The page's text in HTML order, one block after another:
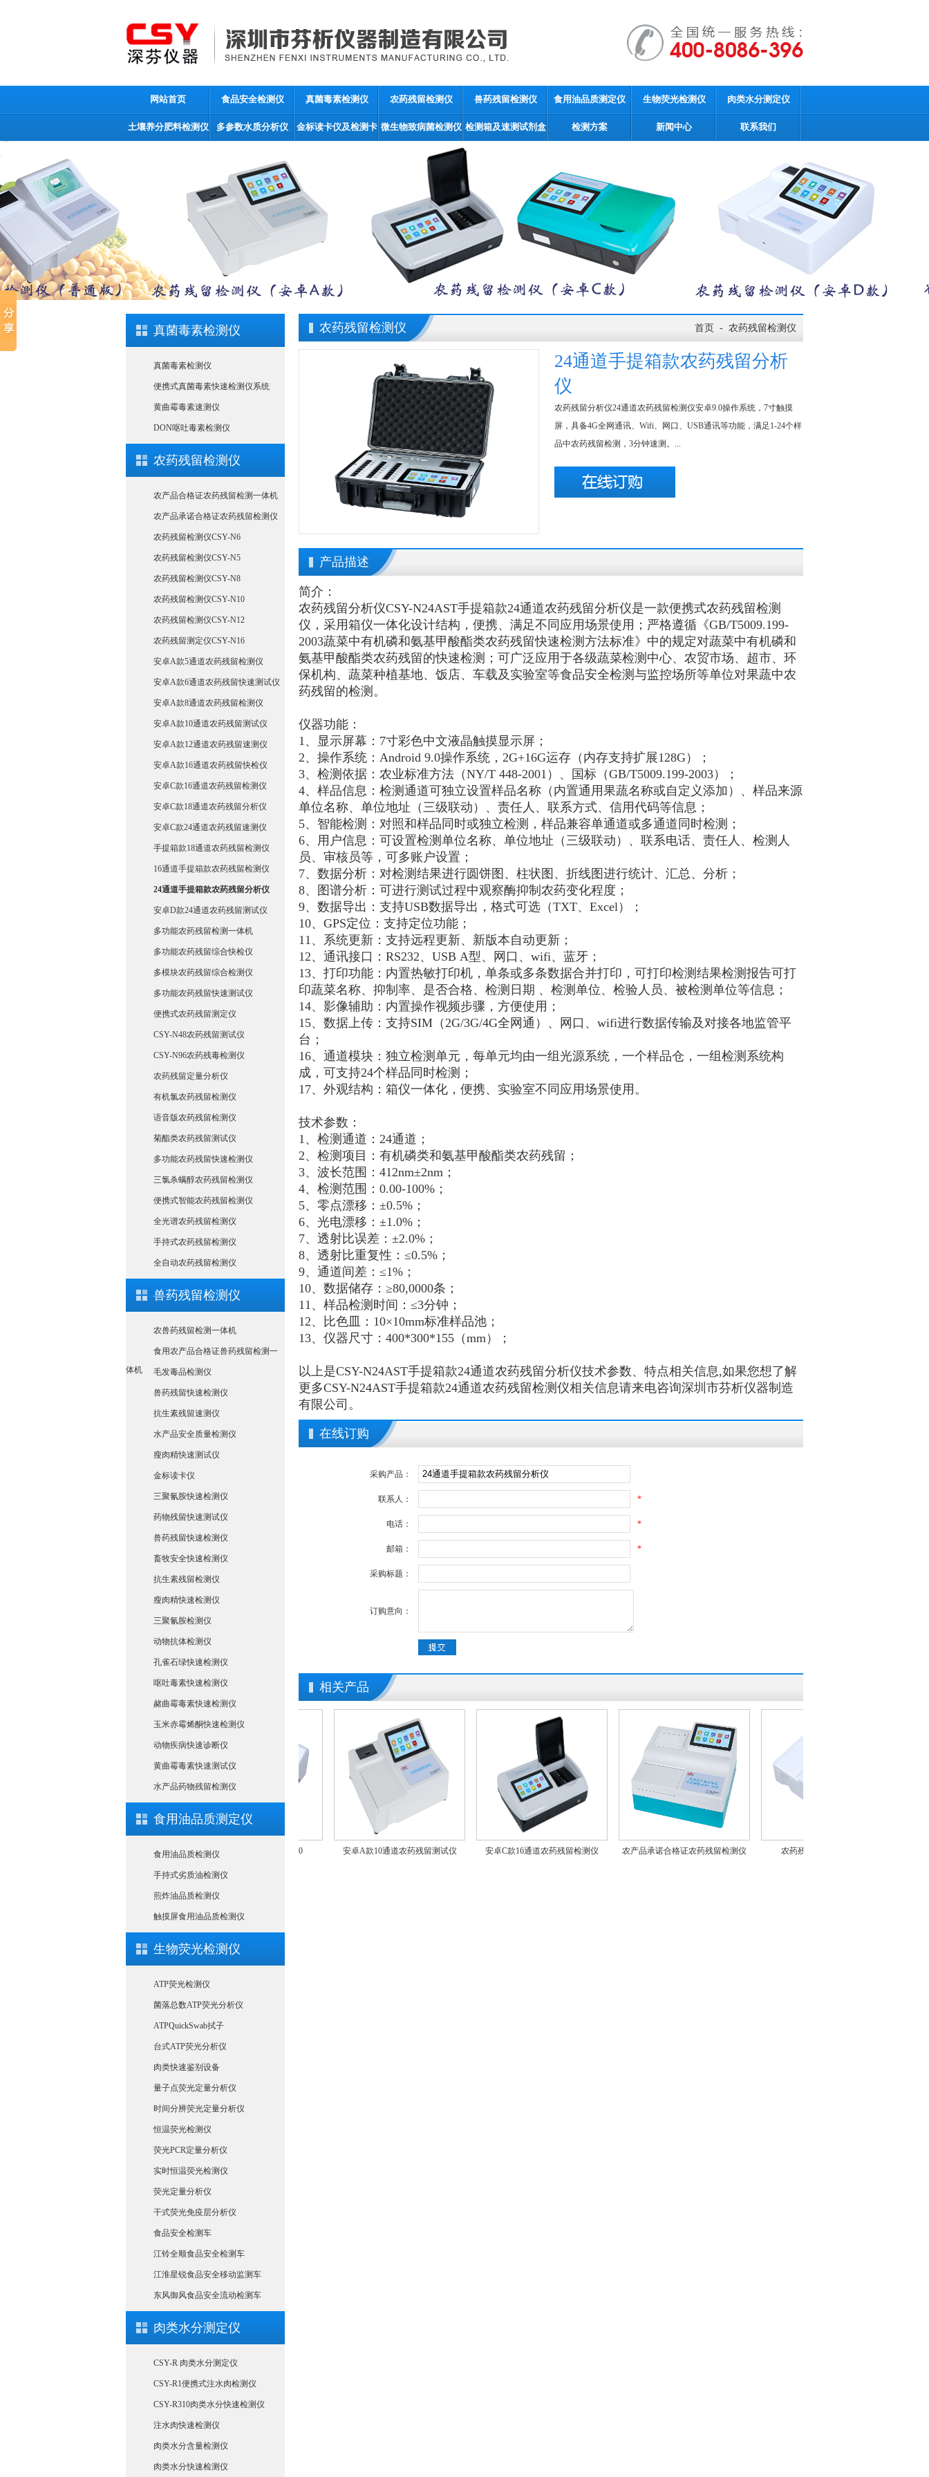
网站首页 食品安全检测仪 真菌毒素检测仪 农药残留检测仪 兽药残留检测仪 食用油品质测定仪 生物荧光检测仪 肉类水分测定仪
土壤养分肥料检测仪 多参数水质分析仪 金标读卡仪及检测卡 微生物致病菌检测仪 检测箱及速测试剂盒 检测方案 新闻中心 联系我们
真菌毒素检测仪
真菌毒素检测仪
便携式真菌毒素快速检测仪系统
黄曲霉毒素速测仪
DON呕吐毒素检测仪
农药残留检测仪
农产品合格证农药残留检测一体机
农产品承诺合格证农药残留检测仪
农药残留检测仪CSY-N6
农药残留检测仪CSY-N5
农药残留检测仪CSY-N8
农药残留检测仪CSY-N10
农药残留检测仪CSY-N12
农药残留测定仪CSY-N16
安卓A款5通道农药残留检测仪
安卓A款6通道农药残留快速测试仪
安卓A款8通道农药残留检测仪
安卓A款10通道农药残留测试仪
安卓A款12通道农药残留速测仪
安卓A款16通道农药残留快检仪
安卓C款16通道农药残留检测仪
安卓C款18通道农药残留分析仪
安卓C款24通道农药残留速测仪
手提箱款18通道农药残留检测仪
16通道手提箱款农药残留检测仪
24通道手提箱款农药残留分析仪
安卓D款24通道农药残留测试仪
多功能农药残留检测一体机
多功能农药残留综合快检仪
多模块农药残留综合检测仪
多功能农药残留快速测试仪
便携式农药残留测定仪
CSY-N48农药残留测试仪
CSY-N96农药残毒检测仪
农药残留定量分析仪
有机氯农药残留检测仪
语音版农药残留检测仪
菊酯类农药残留测试仪
多功能农药残留快速检测仪
三氯杀螨醇农药残留检测仪
便携式智能农药残留检测仪
全光谱农药残留检测仪
手持式农药残留检测仪
全自动农药残留检测仪
兽药残留检测仪
农兽药残留检测一体机
食用农产品合格证兽药残留检测一
体机 毛发毒品检测仪
兽药残留快速检测仪
抗生素残留速测仪
水产品安全质量检测仪
瘦肉精快速测试仪
金标读卡仪
三聚氰胺快速检测仪
药物残留快速测试仪
兽药残留快速检测仪
畜牧安全快速检测仪
抗生素残留检测仪
瘦肉精快速检测仪
三聚氰胺检测仪
动物抗体检测仪
孔雀石绿快速检测仪
呕吐毒素快速检测仪
赭曲霉毒素快速检测仪
玉米赤霉烯酮快速检测仪
动物疾病快速诊断仪
黄曲霉毒素快速测试仪
水产品药物残留检测仪
食用油品质测定仪
食用油品质检测仪
手持式劣质油检测仪
煎炸油品质检测仪
触摸屏食用油品质检测仪
生物荧光检测仪
ATP荧光检测仪
菌落总数ATP荧光分析仪
ATPQuickSwab拭子
台式ATP荧光分析仪
肉类快速鉴别设备
量子点荧光定量分析仪
时间分辨荧光定量分析仪
恒温荧光检测仪
荧光PCR定量分析仪
实时恒温荧光检测仪
荧光定量分析仪
干式荧光免疫层分析仪
食品安全检测车
江铃全顺食品安全检测车
江淮星锐食品安全移动监测车
东风御风食品安全流动检测车
肉类水分测定仪
CSY-R 肉类水分测定仪
CSY-R1便携式注水肉检测仪
CSY-R310肉类水分快速检测仪
注水肉快速检测仪
肉类水分含量检测仪
肉类水分快速检测仪
农药残留检测仪 首页 - 农药残留检测仪
24通道手提箱款农药残留分析
仪
农药残留分析仪24通道农药残留检测仪安卓9.0操作系统，7寸触摸
屏，具备4G全网通讯、Wifi、网口、USB通讯等功能，满足1-24个样
品中农药残留检测，3分钟速测。...
产品描述
简介：
农药残留分析仪CSY-N24AST手提箱款24通道农药残留分析仪是一款便携式农药残留检测
仪，采用箱仪一体化设计结构，便携、满足不同应用场景使用；严格遵循《GB/T5009.199-
2003蔬菜中有机磷和氨基甲酸酯类农药残留快速检测方法标准》中的规定对蔬菜中有机磷和
氨基甲酸酯类农药残留的快速检测；可广泛应用于各级蔬菜检测中心、农贸市场、超市、环
保机构、蔬菜种植基地、饭店、车载及实验室等食品安全检测与监控场所等单位对果蔬中农
药残留的检测。
仪器功能：
1、显示屏幕：7寸彩色中文液晶触摸显示屏；
2、操作系统：Android 9.0操作系统，2G+16G运存（内存支持扩展128G）；
3、检测依据：农业标准方法（NY/T 448-2001）、国标（GB/T5009.199-2003）；
4、样品信息：检测通道可独立设置样品名称（内置通用果蔬名称或自定义添加）、样品来源
单位名称、单位地址（三级联动）、责任人、联系方式、信用代码等信息；
5、智能检测：对照和样品同时或独立检测，样品兼容单通道或多通道同时检测；
6、用户信息：可设置检测单位名称、单位地址（三级联动）、联系电话、责任人、检测人
员、审核员等，可多账户设置；
7、数据分析：对检测结果进行圆饼图、柱状图、折线图进行统计、汇总、分析；
8、图谱分析：可进行测试过程中观察酶抑制农药变化程度；
9、数据导出：支持USB数据导出，格式可选（TXT、Excel）；
10、GPS定位：支持定位功能；
11、系统更新：支持远程更新、新版本自动更新；
12、通讯接口：RS232、USB A型、网口、wifi、蓝牙；
13、打印功能：内置热敏打印机，单条或多条数据合并打印，可打印检测结果检测报告可打
印蔬菜名称、抑制率、是否合格、检测日期 、检测单位、检验人员、被检测单位等信息；
14、影像辅助：内置操作视频步骤，方便使用；
15、数据上传：支持SIM（2G/3G/4G全网通）、网口、wifi进行数据传输及对接各地监管平
台；
16、通道模块：独立检测单元，每单元均由一组光源系统，一个样品仓，一组检测系统构
成，可支持24个样品同时检测；
17、外观结构：箱仪一体化，便携、实验室不同应用场景使用。
技术参数：
1、检测通道：24通道；
2、检测项目：有机磷类和氨基甲酸酯类农药残留；
3、波长范围：412nm±2nm；
4、检测范围：0.00-100%；
5、零点漂移：±0.5%；
6、光电漂移：±1.0%；
7、透射比误差：±2.0%；
8、透射比重复性：≤0.5%；
9、通道间差：≤1%；
10、数据储存：≥80,0000条；
11、样品检测时间：≤3分钟；
12、比色皿：10×10mm标准样品池；
13、仪器尺寸： 400*300*155 （mm）；
以上是CSY-N24AST手提箱款24通道农药残留分析仪技术参数、特点相关信息,如果您想了解
更多CSY-N24AST手提箱款24通道农药残留检测仪相关信息请来电咨询深圳市芬析仪器制造
有限公司。
在线订购
采购产品：
联系人： *
电话： *
邮箱： *
采购标题：
订购意向：
相关产品
农药残留检测仪CSY-N10 安卓A款10通道农药残留测试仪 安卓C款16通道农药残留检测仪 农产品承诺合格证农药残留检测仪 农药残留检测仪CSY-N10